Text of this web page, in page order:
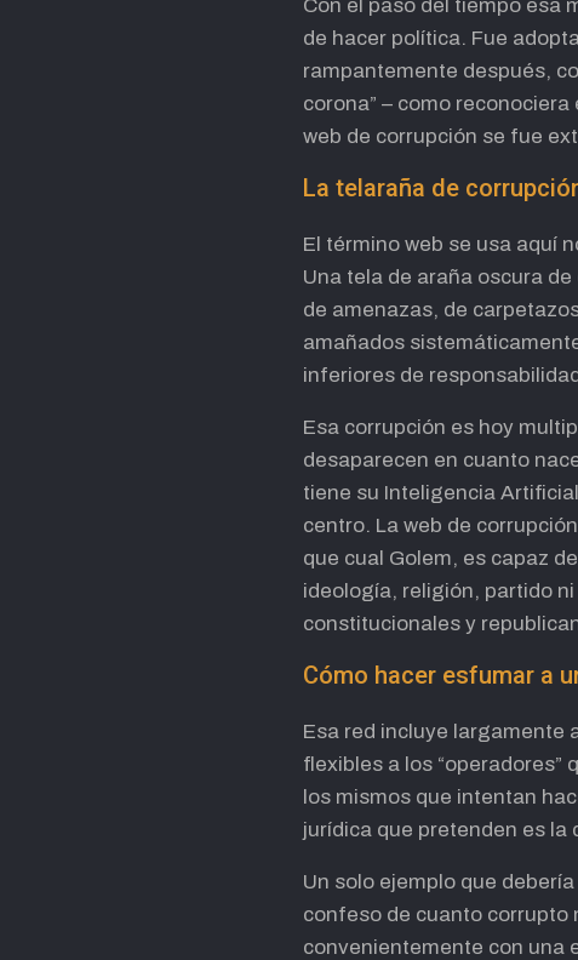
Con el paso del tiempo esa
de hacer política. Fue
rampantemente después,
corona” – como
web de corrupción se fue
La telaraña de
El término web se usa aquí
Una tela de araña oscura
de amenazas, de
amañados
inferiores de
Esa corrupción es hoy
desaparecen en cuanto
tiene su Inteligencia
centro. La web de
que cual Golem, es capaz
ideología, religión, partido
constitucionales y
Cómo hacer esfumar a
Esa red incluye largamente
flexibles a los
los mismos que intentan
jurídica que pretenden es la
Un solo ejemplo que
confeso de cuanto corrupto
convenientemente con una